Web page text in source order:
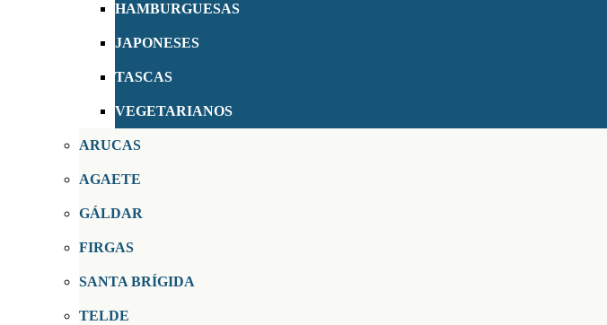
HAMBURGUESAS
JAPONESES
TASCAS
VEGETARIANOS
ARUCAS
AGAETE
GÁLDAR
FIRGAS
SANTA BRÍGIDA
TELDE